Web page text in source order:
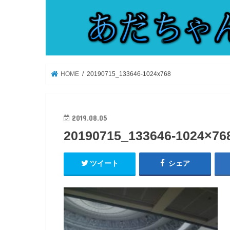
HOME 20190715_133646-1024x768
2019.08.05
20190715_133646-
ツイート シェア